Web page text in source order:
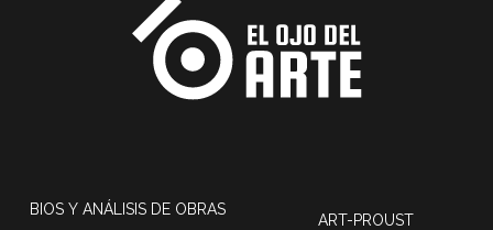
BIOS Y ANÁLISIS DE OBRAS
ART-PROUST